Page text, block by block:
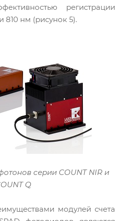
регистрации
810 нм (рисунок 5).
серии COUNT NIR и
Q
модулей счета